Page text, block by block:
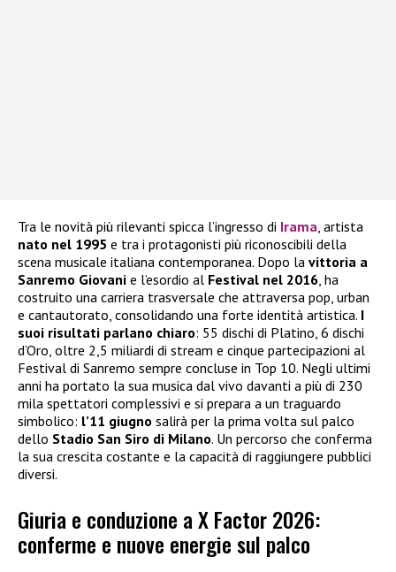
Tra le novità più rilevanti spicca l’ingresso di Irama, artista
nato nel 1995 e tra i protagonisti più riconoscibili della
scena musicale italiana contemporanea. Dopo la vittoria a
Sanremo Giovani e l’esordio al Festival nel 2016, ha
costruito una carriera trasversale che attraversa pop, urban
e cantautorato, consolidando una forte identità artistica. I
suoi risultati parlano chiaro: 55 dischi di Platino, 6 dischi
d’Oro, oltre 2,5 miliardi di stream e cinque partecipazioni al
Festival di Sanremo sempre concluse in Top 10. Negli ultimi
anni ha portato la sua musica dal vivo davanti a più di 230
mila spettatori complessivi e si prepara a un traguardo
simbolico: l’11 giugno salirà per la prima volta sul palco
dello Stadio San Siro di Milano. Un percorso che conferma
la sua crescita costante e la capacità di raggiungere pubblici
diversi.
Giuria e conduzione a X Factor 2026:
conferme e nuove energie sul palco